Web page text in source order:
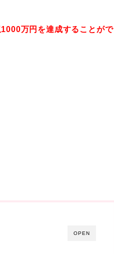
万円を達成することがで
OPEN